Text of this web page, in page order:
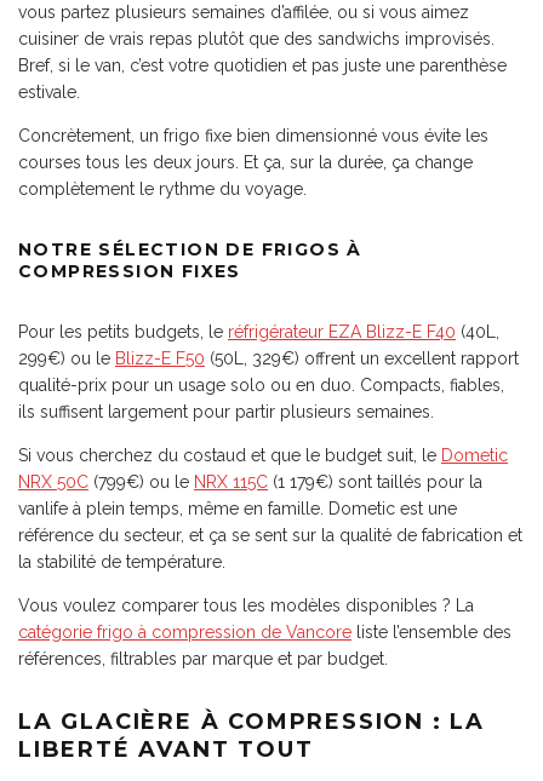
vous partez plusieurs semaines d’affilée, ou si vous aimez
cuisiner de vrais repas plutôt que des sandwichs improvisés.
Bref, si le van, c’est votre quotidien et pas juste une parenthèse
estivale.
Concrètement, un frigo fixe bien dimensionné vous évite les
courses tous les deux jours. Et ça, sur la durée, ça change
complètement le rythme du voyage.
NOTRE SÉLECTION DE FRIGOS À
COMPRESSION FIXES
Pour les petits budgets, le réfrigérateur EZA Blizz-E F40 (40L,
299€) ou le Blizz-E F50 (50L, 329€) offrent un excellent rapport
qualité-prix pour un usage solo ou en duo. Compacts, fiables,
ils suffisent largement pour partir plusieurs semaines.
Si vous cherchez du costaud et que le budget suit, le Dometic
NRX 50C (799€) ou le NRX 115C (1 179€) sont taillés pour la
vanlife à plein temps, même en famille. Dometic est une
référence du secteur, et ça se sent sur la qualité de fabrication et
la stabilité de température.
Vous voulez comparer tous les modèles disponibles ? La
catégorie frigo à compression de Vancore liste l’ensemble des
références, filtrables par marque et par budget.
LA GLACIÈRE À COMPRESSION : LA
LIBERTÉ AVANT TOUT